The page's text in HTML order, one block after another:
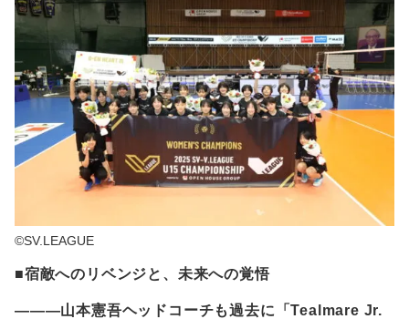
©SV.LEAGUE
■宿敵へのリベンジと、未来への覚悟
―――山本憲吾ヘッドコーチも過去に「Tealmare Jr.